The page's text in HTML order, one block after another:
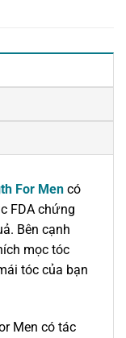
For Men có
FDA chứng
Bên cạnh
mọc tóc
tóc của bạn
Men có tác